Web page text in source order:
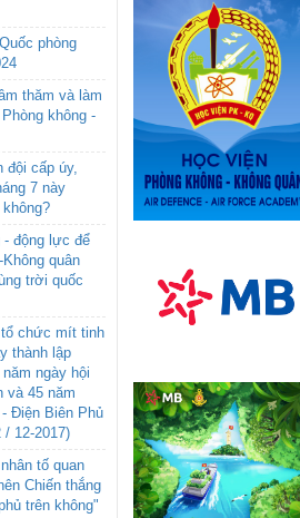
phòng
thăm và làm
không -
đội cấp úy,
7 này
- động lực để
quân
trời quốc
chức mít tinh
thành lập
ngày hội
và 45 năm
- Điện Biên Phủ
/ 12-2017)
tố quan
Chiến thắng
trên không"